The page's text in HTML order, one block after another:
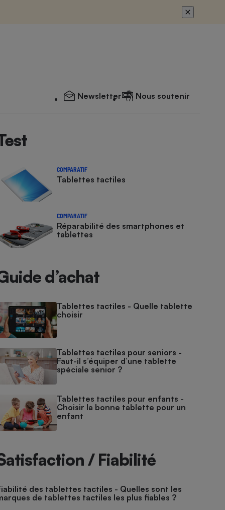
Newsletter Nous soutenir
COMPARATIF
Tablettes tactiles
COMPARATIF
Réparabilité des smartphones et
tablettes
d’achat
Tablettes tactiles - Quelle tablette
choisir
Tablettes tactiles pour seniors -
Faut-il s’équiper d’une tablette
spéciale senior ?
Tablettes tactiles pour enfants -
Choisir la bonne tablette pour un
enfant
/ Fiabilité
des tablettes tactiles - Quelles sont les
de tablettes tactiles les plus fiables ?